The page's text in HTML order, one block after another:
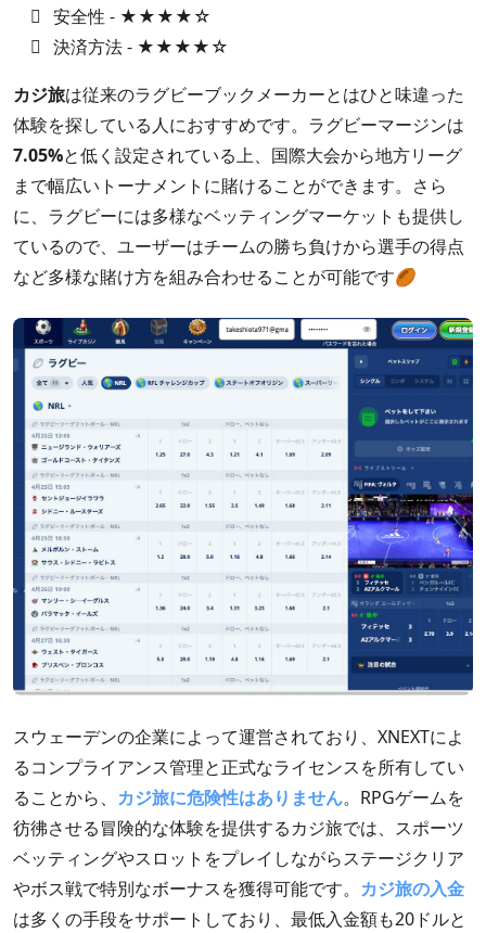
安全性 - ★★★★☆
決済方法 - ★★★★☆
カジ旅は従来のラグビーブックメーカーとはひと味違った
体験を探している人におすすめです。ラグビーマージンは
7.05%と低く設定されている上、国際大会から地方リーグ
まで幅広いトーナメントに賭けることができます。さら
に、ラグビーには多様なベッティングマーケットも提供し
ているので、ユーザーはチームの勝ち負けから選手の得点
など多様な賭け方を組み合わせることが可能です🏉
スウェーデンの企業によって運営されており、XNEXTによ
るコンプライアンス管理と正式なライセンスを所有してい
ることから、 カジ旅に危険性はありません。RPGゲームを
彷彿させる冒険的な体験を提供するカジ旅では、スポーツ
ベッティングやスロットをプレイしながらステージクリア
やボス戦で特別なボーナスを獲得可能です。 カジ旅の入金
は多くの手段をサポートしており、最低入金額も20ドルと